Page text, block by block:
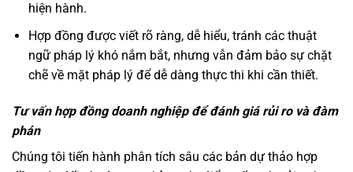
hiện hành.
Hợp đồng được viết rõ ràng, dễ hiểu, tránh các thuật
ngữ pháp lý khó nắm bắt, nhưng vẫn đảm bảo sự chặt
chẽ về mặt pháp lý để dễ dàng thực thi khi cần thiết.
Tư vấn hợp đồng doanh nghiệp để đánh giá rủi ro và đàm
phán
Chúng tôi tiến hành phân tích sâu các bản dự thảo hợp